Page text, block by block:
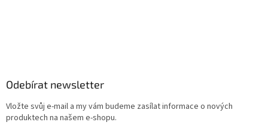
Odebírat newsletter
Vložte svůj e-mail a my vám budeme zasílat informace o nových
produktech na našem e-shopu.